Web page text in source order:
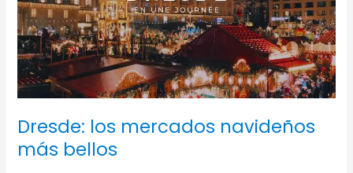
Dresde: los mercados navideños
más bellos